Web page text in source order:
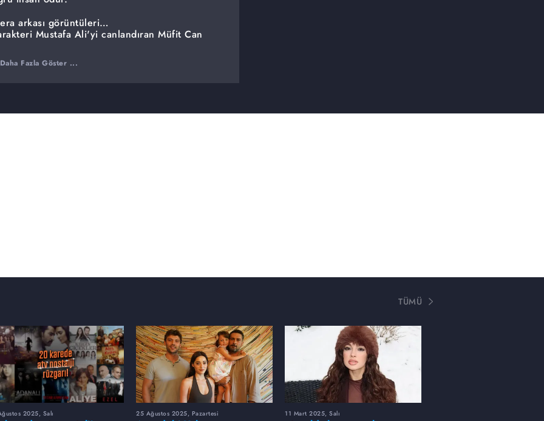
arkası görüntüleri…
Mustafa Ali'yi canlandıran Müfit Can
sevilen dizi müzikleri, kısacası dizilerde ne
Daha Fazla Göster ...
TÜMÜ
2025, Salı 25 Ağustos 2025, Pazartesi 11 Mart 2025, Salı